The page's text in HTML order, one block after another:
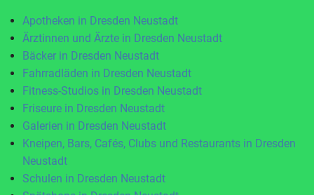
Apotheken in Dresden Neustadt
Ärztinnen und Ärzte in Dresden Neustadt
Bäcker in Dresden Neustadt
Fahrradläden in Dresden Neustadt
Fitness-Studios in Dresden Neustadt
Friseure in Dresden Neustadt
Galerien in Dresden Neustadt
Kneipen, Bars, Cafés, Clubs und Restaurants in Dresden
Neustadt
Schulen in Dresden Neustadt